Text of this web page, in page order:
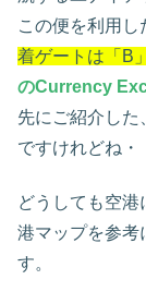
この便を利用し
着ゲートは「B」
のCurrency
先にご紹介した
ですけれどね・
どうしても空
港マップを参考
す。